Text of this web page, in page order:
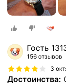
Гость
156 отзывов
3
Достоинства: